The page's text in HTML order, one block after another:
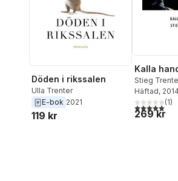
Döden i rikssalen
Ulla Trenter
E-bok 2021
119 kr
Kalla
Stieg
Häftad, 2014
5,0utav 5(1)
269 kr